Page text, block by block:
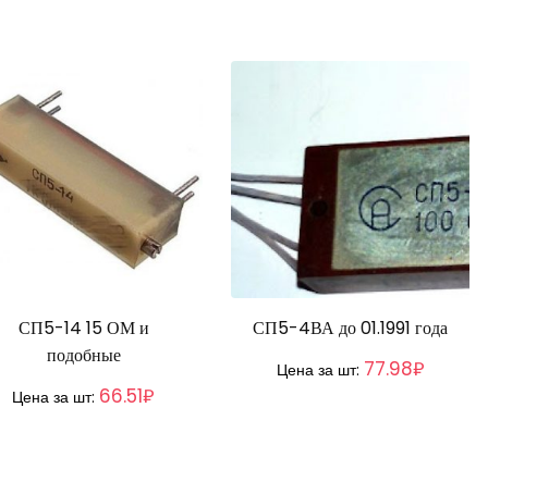
СП5-14 15 ОМ и
подобные
Цена за шт: 66.51₽
СП5-4ВА до 01.1991 года
Цена за шт: 77.98₽